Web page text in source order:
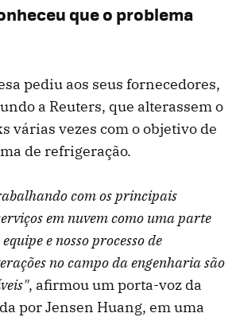
que o problema
pediu aos seus fornecedores,
a Reuters, que alterassem o
várias vezes com o objetivo de
de refrigeração.
com os principais
em nuvem como uma parte
e nosso processo de
no campo da engenharia são
, afirmou um porta-voz da
por Jensen Huang, em uma